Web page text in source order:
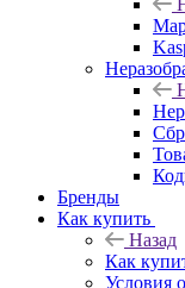
Бренды
Как купить
Назад
Как
Условия